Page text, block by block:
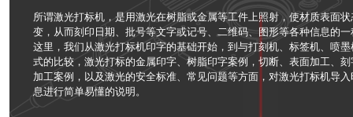
所谓激光打标机，是用激光在树脂或金属等工件上照射，使材质表面
变，从而刻印日期、批号等文字或记号、二维码、图形等各种信息的
这里，我们从激光打标机印字的基础开始，到与打刻机、标签机、喷
式的比较，激光打标的金属印字、树脂印字案例，切断、表面加工、
加工案例，以及激光的安全标准、常见问题等方面，对激光打标机导
息进行简单易懂的说明。